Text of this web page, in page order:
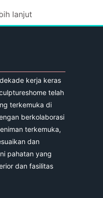
lanjut
kerja keras
telah
terkemuka di
berkolaborasi
terkemuka,
dan
pahatan yang
dan fasilitas